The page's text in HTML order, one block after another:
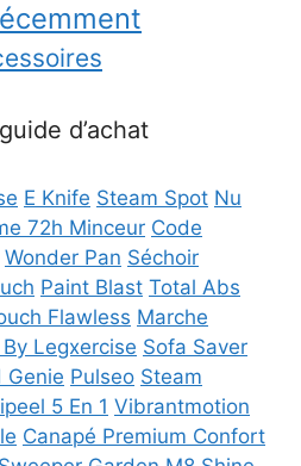
d’achat
E Knife Steam Spot Nu
72h Minceur Code
Wonder Pan Séchoir
Paint Blast Total Abs
Flawless Marche
Legxercise Sofa Saver
Genie Pulseo Steam
5 En 1 Vibrantmotion
Canapé Premium Confort